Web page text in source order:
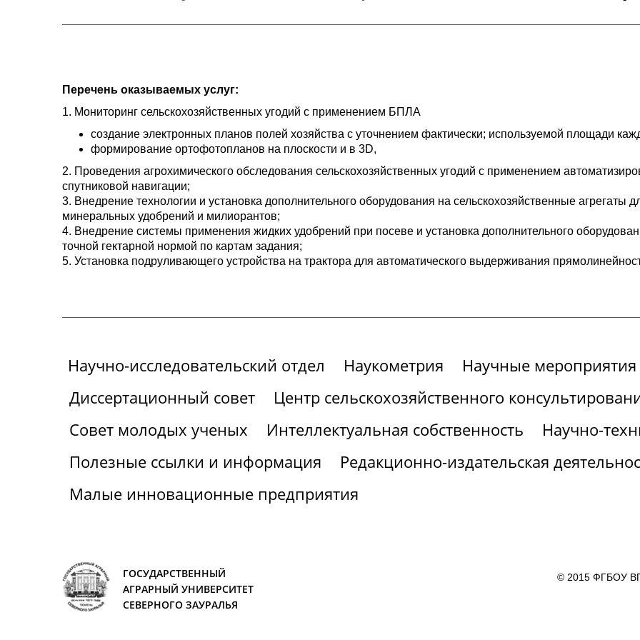
Перечень оказываемых услуг:
1. Мониторинг сельскохозяйственных угодий с применением БПЛА
создание электронных планов полей хозяйства с уточнением фактически; используемой площади
формирование ортофотопланов на плоскости и в 3D,
2. Проведения агрохимического обследования сельскохозяйственных угодий с применением
спутниковой навигации;
3. Внедрение технологии и установка дополнительного оборудования на сельскохозяйственные
минеральных удобрений и милиорантов;
4. Внедрение системы применения жидких удобрений при посеве и установка дополнительного
точной гектарной нормой по картам задания;
5. Установка подруливающего устройства на трактора для автоматического выдерживания
Научно-исследовательский отдел Наукометрия
Научные мероприятия
Диссертационный совет
Центр сельскохозяйственного
Совет молодых ученых
Интеллектуальная собственность
Научно-
Полезные ссылки и информация
Редакционно-издательская
Малые инновационные предприятия
ГОСУДАРСТВЕННЫЙ
АГРАРНЫЙ УНИВЕРСИТЕТ
СЕВЕРНОГО ЗАУРАЛЬЯ
© 2015 ФГБОУ